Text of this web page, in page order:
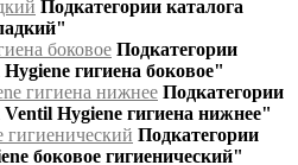
Подкатегории каталога
боковое Подкатегории
гигиена боковое"
гигиена нижнее Подкатегории
Hygiene гигиена нижнее"
гигиенический Подкатегории
боковое гигиенический"